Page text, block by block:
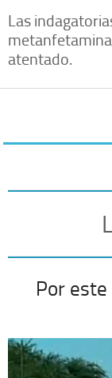
Las
atentado.
Por este